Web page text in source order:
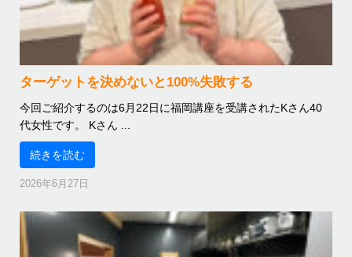
ターゲットを決めないと100%失敗する
今回ご紹介するのは6月22日に福岡講座を受講されたKさん40
代女性です。 Kさん ...
続きを読む
2026年6月27日